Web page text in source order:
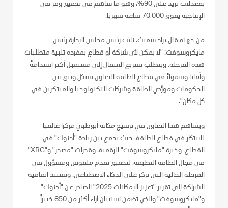
بمعدلات تزيد على 90%، وهو ما ساهم في تحقيق وفر في
الإنتاجية يفوق 70,000 ساعة شهرياً.
من جهته قال براد سميث، نائب رئيس مجلس الإدارة رئيس
مايكروسوفت: "لا يمكن لأي شركة أو قطاع بمفرده تلبية متطلبات
هذه المرحلة. ويتطلب تسريع الانتقال إلى مستقبل أكثر استدامةً
وأماناً وشمولاً في قطاع الطاقة التعاون بشكل وثيق بين
الحكومات ومورِّدي الطاقة وشركات التكنولوجيا والمبتكرين في
كل مكان".
ويساهم هذا التعاون في ترسيخ مكانة أبوظبي مركزاً عالمياً
للابتكار في قطاع الطاقة، حيث يجمع بين ريادة "أدنوك" في
القطاع، وخبرة "مايكروسوفت" الرقمية، وقدرات "مصدر" و"XRG"
في مجال الطاقة النظيفة، لتحقيق تقدم ملموس ومسؤول في
المرحلة الحالية التي تركز على الذكاء الاصطناعي. وتستند اتفاقية
الشراكة إلى تقرير "تعزيز الإمكانات 2025" الصادر عن "أدنوك"
و"مايكروسوفت" والذي تضمن استبيان آراء أكثر من 850 خبيراً